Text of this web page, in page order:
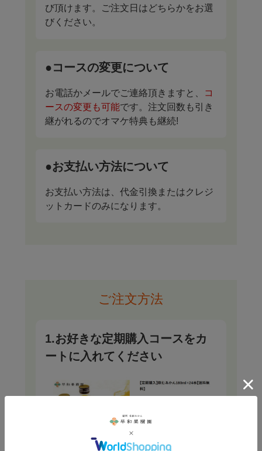
び頂けます。ご注文日はどちらかをお選
びください。
●コースの変更について
お電話かメールでご連絡頂きますと、
コ
ースの変更も可能です。注文回数も引き
継がれるのでオマケ特典も継続!
●お支払い方法について
お支払い方法は、代金引換またはクレジ
ットカードのみになります。
ご注文方法
1.お好きな定期購入コースをカ
ートに入れてください